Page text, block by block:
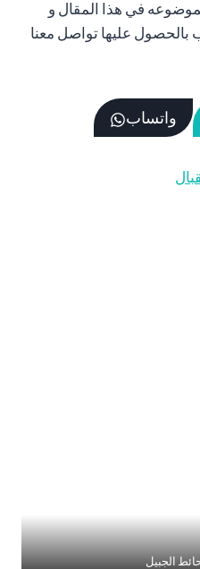
في هذا المقال و
بالحصول عليها تواصل معنا
واتساب
الجبيل